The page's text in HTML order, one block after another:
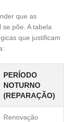
que as
põe. A tabela
que justificam
PERÍODO
NOTURNO
(REPARAÇÃO)
Renovação